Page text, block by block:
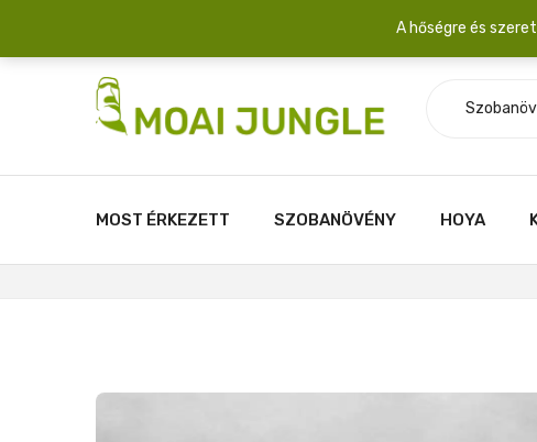
Szállítási díj: 2.200 Ft/csomag átlagosan 3-5 növény fér egy
MOST ÉRKEZETT SZOBANÖVÉNY HOYA
A hőségre és